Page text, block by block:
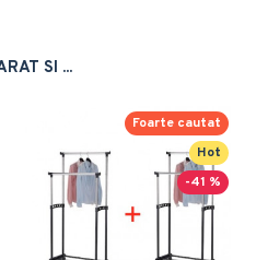
SI ...
Hot
Foarte cautat
-41 %